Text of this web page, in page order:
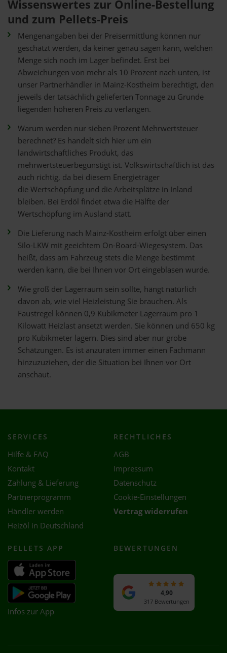
Wissenswertes zur Online-Bestellung
und zum Pellets-Preis
Mengenangaben bei der Preisermittlung können nur
geschätzt werden, da keiner genau sagen kann, welchen
Menge sich noch im Lager befindet. Erst bei
Abweichungen von mehr als 10 Prozent nach unten, ist
unser Partnerhändler in Mainz-Kostheim berechtigt, den
jeweils der tatsächlich gelieferten Tonnage zu Grunde
liegenden höheren Preis zu verlangen.
Warum werden nur sieben Prozent Mehrwertsteuer
berechnet? Es handelt sich hier um ein
landwirtschaftliches Produkt, das
mehrwertsteuerbegünstigt ist. Volkswirtschaftlich ist das
auch richtig, da bei diesem Energieträger
die Wertschöpfung und die Arbeitsplätze in Inland
bleiben. Bei Erdöl findet etwa die Hälfte der
Wertschöpfung im Ausland statt.
Die Lieferung nach Mainz-Kostheim erfolgt über einen
Silo-LKW mit geeichtem On-Board-Wiegesystem. Das
heißt, dass am Fahrzeug stets die Menge bestimmt
werden kann, die bei Ihnen vor Ort eingeblasen wurde.
Wie groß der Lagerraum sein sollte, hängt natürlich
davon ab, wie viel Heizleistung Sie brauchen. Als
Faustregel können 0,9 Kubikmeter Lagerraum pro 1
Kilowatt Heizlast ansetzt werden. Sie können und 650 kg
pro Kubikmeter lagern. Dies sind aber nur grobe
Schätzungen. Es ist anzuraten immer einen Fachmann
hinzuzuziehen, der die Situation bei Ihnen vor Ort
anschaut.
SERVICES
Hilfe & FAQ
Kontakt
Zahlung & Lieferung
Partnerprogramm
Händler werden
Heizöl in Deutschland
RECHTLICHES
AGB
Impressum
Datenschutz
Cookie-Einstellungen
Vertrag widerrufen
PELLETS APP
Infos zur App
BEWERTUNGEN
4,90
317 Bewertungen